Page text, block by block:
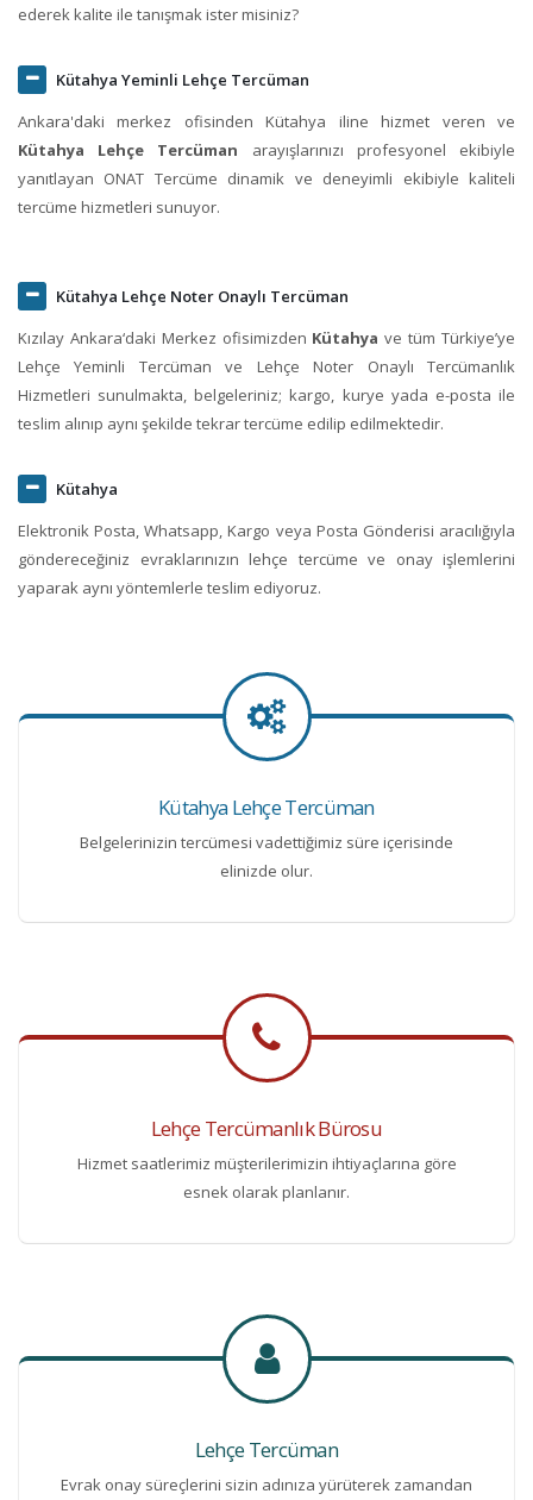
ederek kalite ile tanışmak ister misiniz?
Kütahya Yeminli Lehçe Tercüman
Ankara'daki merkez ofisinden Kütahya iline hizmet veren ve
Kütahya Lehçe Tercüman arayışlarınızı profesyonel ekibiyle
yanıtlayan ONAT Tercüme dinamik ve deneyimli ekibiyle kaliteli
tercüme hizmetleri sunuyor.
Kütahya Lehçe Noter Onaylı Tercüman
Kızılay Ankara‘daki Merkez ofisimizden Kütahya ve tüm Türkiye’ye
Lehçe Yeminli Tercüman ve Lehçe Noter Onaylı Tercümanlık
Hizmetleri sunulmakta, belgeleriniz; kargo, kurye yada e-posta ile
teslim alınıp aynı şekilde tekrar tercüme edilip edilmektedir.
Kütahya
Elektronik Posta, Whatsapp, Kargo veya Posta Gönderisi aracılığıyla
göndereceğiniz evraklarınızın lehçe tercüme ve onay işlemlerini
yaparak aynı yöntemlerle teslim ediyoruz.
Kütahya Lehçe Tercüman
Belgelerinizin tercümesi vadettiğimiz süre içerisinde
elinizde olur.
Lehçe Tercümanlık Bürosu
Hizmet saatlerimiz müşterilerimizin ihtiyaçlarına göre
esnek olarak planlanır.
Lehçe Tercüman
Evrak onay süreçlerini sizin adınıza yürüterek zamandan